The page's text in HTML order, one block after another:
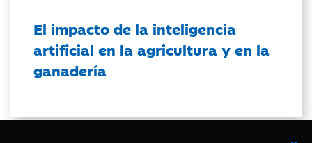
El impacto de la inteligencia
artificial en la agricultura y en la
ganadería